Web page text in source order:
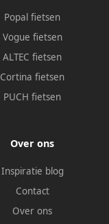
Popal fietsen
Vogue fietsen
ALTEC fietsen
Cortina fietsen
PUCH fietsen
Over ons
Inspiratie blog
Contact
Over ons